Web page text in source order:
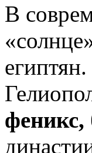
В
феникс,